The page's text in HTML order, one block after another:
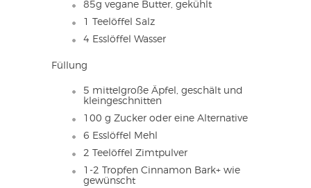
85g vegane Butter, gekühlt
1 Teelöffel Salz
4 Esslöffel Wasser
Füllung
5 mittelgroße Äpfel, geschält und
kleingeschnitten
100 g Zucker oder eine Alternative
6 Esslöffel Mehl
2 Teelöffel Zimtpulver
1-2 Tropfen Cinnamon Bark+ wie
gewünscht